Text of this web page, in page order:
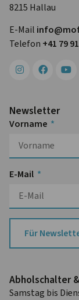
8215 Hallau
E-Mail
Telefon +41 79
Newsletter
Vorname
E-Mail
Für
Abhol­schalter
Samstag bis